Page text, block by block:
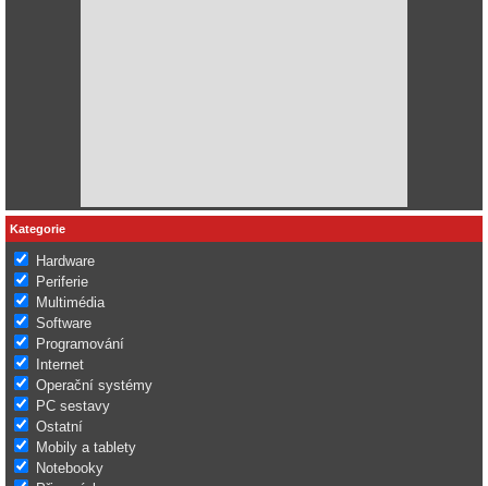
Kategorie
Hardware
Periferie
Multimédia
Software
Programování
Internet
Operační systémy
PC sestavy
Ostatní
Mobily a tablety
Notebooky